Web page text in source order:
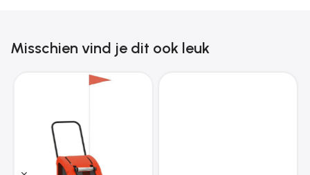
Misschien vind je dit ook leuk